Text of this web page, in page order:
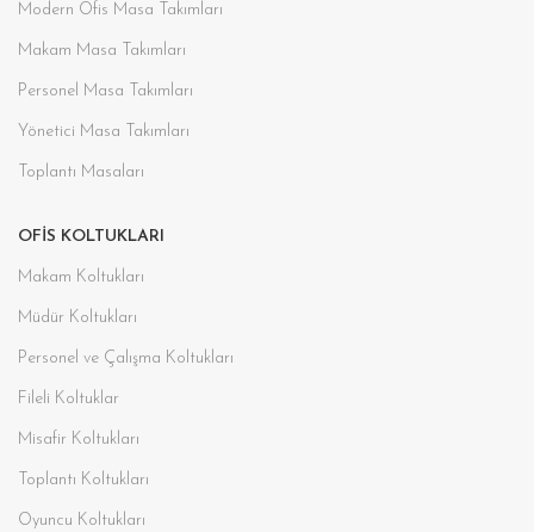
Modern Ofis Masa Takımları
Makam Masa Takımları
Personel Masa Takımları
Yönetici Masa Takımları
Toplantı Masaları
OFIS KOLTUKLARI
Makam Koltukları
Müdür Koltukları
Personel ve Çalışma Koltukları
Fileli Koltuklar
Misafir Koltukları
Toplantı Koltukları
Oyuncu Koltukları